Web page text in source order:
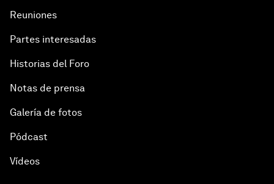
Reuniones
Partes interesadas
Historias del Foro
Notas de prensa
Galería de fotos
Pódcast
Vídeos